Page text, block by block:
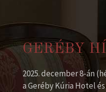
GERÉBY
2025. december 8-án
a Geréby Kúria Hotel